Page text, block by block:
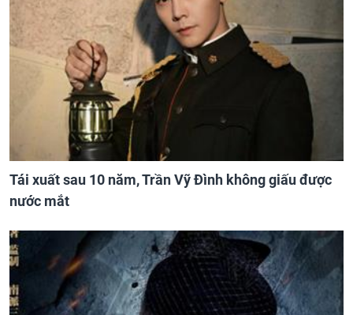
Tái xuất sau 10 năm, Trần Vỹ Đình không giấu được
nước mắt